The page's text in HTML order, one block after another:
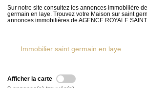
Qui Sommes-Nous ?
Vendre Avec AGENCE
Sur notre site consultez les annonces immobilière
germain en laye. Trouvez votre Maison sur saint
annonces immobilières de AGENCE ROYALE
Immobilier saint germain en laye
Afficher la carte